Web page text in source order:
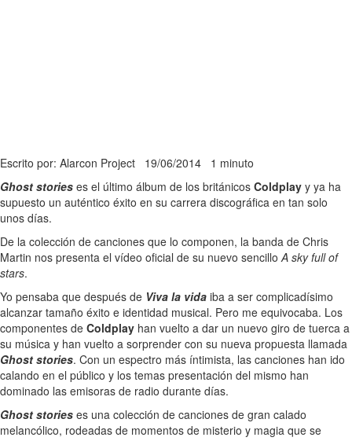
Escrito por: Alarcon Project 19/06/2014 1 minuto
Ghost stories es el último álbum de los británicos Coldplay y ya ha
supuesto un auténtico éxito en su carrera discográfica en tan solo
unos días.
De la colección de canciones que lo componen, la banda de Chris
Martin nos presenta el vídeo oficial de su nuevo sencilloA sky full of
stars.
Yo pensaba que después de Viva la vida iba a ser complicadísimo
alcanzar tamaño éxito e identidad musical. Pero me equivocaba. Los
componentes de Coldplay han vuelto a dar un nuevo giro de tuerca a
su música y han vuelto a sorprender con su nueva propuesta llamada
Ghost stories. Con un espectro más íntimista, las canciones han ido
calando en el público y los temas presentación del mismo han
dominado las emisoras de radio durante días.
Ghost stories es una colección de canciones de gran calado
melancólico, rodeadas de momentos de misterio y magia que se